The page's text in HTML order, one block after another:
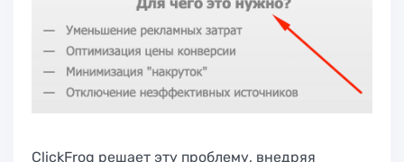
ClickFrog решает эту проблему, внедряя